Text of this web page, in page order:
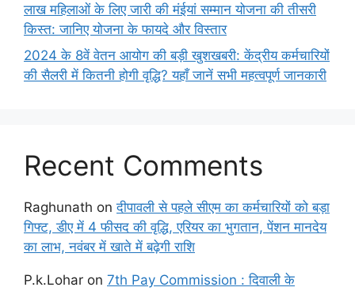
लाख महिलाओं के लिए जारी की मंईयां सम्मान योजना की तीसरी
किस्त: जानिए योजना के फायदे और विस्तार
2024 के 8वें वेतन आयोग की बड़ी खुशखबरी: केंद्रीय कर्मचारियों
की सैलरी में कितनी होगी वृद्धि? यहाँ जानें सभी महत्वपूर्ण जानकारी
Recent Comments
Raghunath onदीपावली से पहले सीएम का कर्मचारियों को बड़ा
गिफ्ट, डीए में 4 फीसद की वृद्धि, एरियर का भुगतान, पेंशन मानदेय
का लाभ, नवंबर में खाते में बढ़ेगी राशि
P.k.Lohar on 7th Pay Commission : दिवाली के